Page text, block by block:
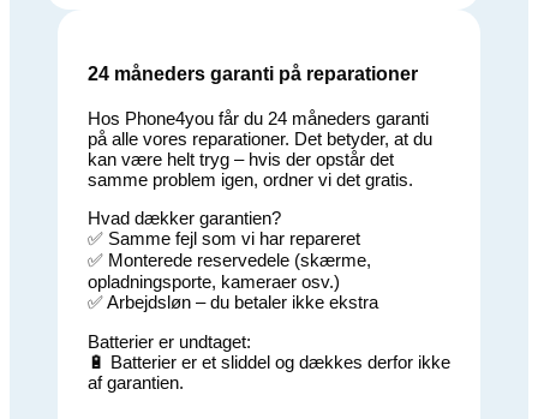
24 måneders garanti på reparationer
Hos Phone4you får du 24 måneders garanti
på alle vores reparationer. Det betyder, at du
kan være helt tryg – hvis der opstår det
samme problem igen, ordner vi det gratis.
Hvad dækker garantien?
✅ Samme fejl som vi har repareret
✅ Monterede reservedele (skærme,
opladningsporte, kameraer osv.)
✅ Arbejdsløn – du betaler ikke ekstra
Batterier er undtaget:
🔋 Batterier er et sliddel og dækkes derfor ikke
af garantien.